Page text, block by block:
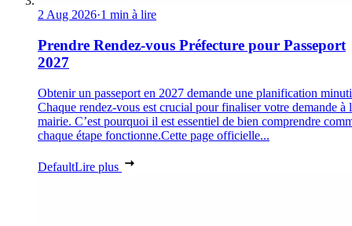
2 Aug 2026·1 min à lire
Prendre Rendez-vous Préfecture pour Passeport
2027
Obtenir un passeport en 2027 demande une planification
Chaque rendez-vous est crucial pour finaliser votre demande à
mairie. C’est pourquoi il est essentiel de bien comprendre
chaque étape fonctionne.Cette page officielle...
DefaultLire plus